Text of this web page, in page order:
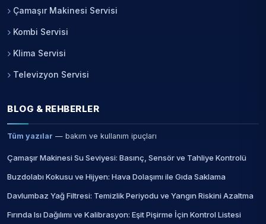
Çamaşır Makinesi Servisi
Kombi Servisi
Klima Servisi
Televizyon Servisi
BLOG & REHBERLER
Tüm yazılar — bakım ve kullanım ipuçları
Çamaşır Makinesi Su Seviyesi: Basınç, Sensör ve Tahliye Kontrolü
Buzdolabı Kokusu ve Hijyen: Hava Dolaşımı ile Gıda Saklama
Davlumbaz Yağ Filtresi: Temizlik Periyodu ve Yangın Riskini Azaltma
Fırında Isı Dağılımı ve Kalibrasyon: Eşit Pişirme İçin Kontrol Listesi